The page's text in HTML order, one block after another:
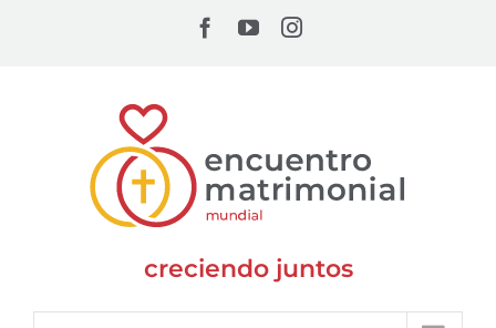
Facebook
YouTubeInstagram
creciendo juntos